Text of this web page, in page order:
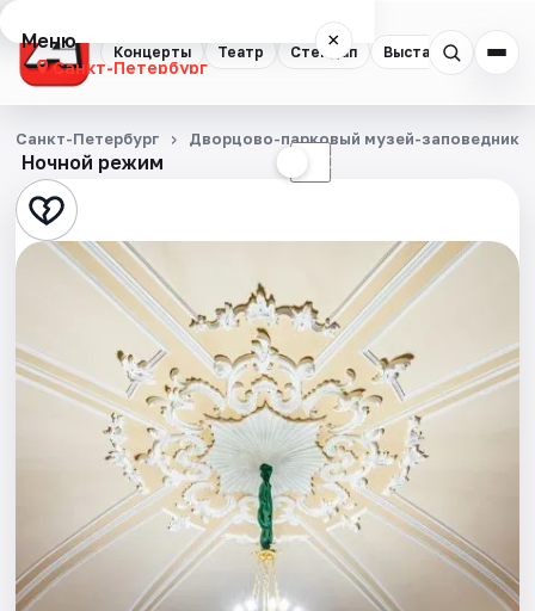
Концерты Театр Стендап Выставки
Меню ×
Санкт-Петербург
Концерты
Театр
Стендап
Выставки
Квесты
Экскурсии
События
Города
Ночной режим ☾
Санкт-Петербург Дворцово-парковый музей-заповедник